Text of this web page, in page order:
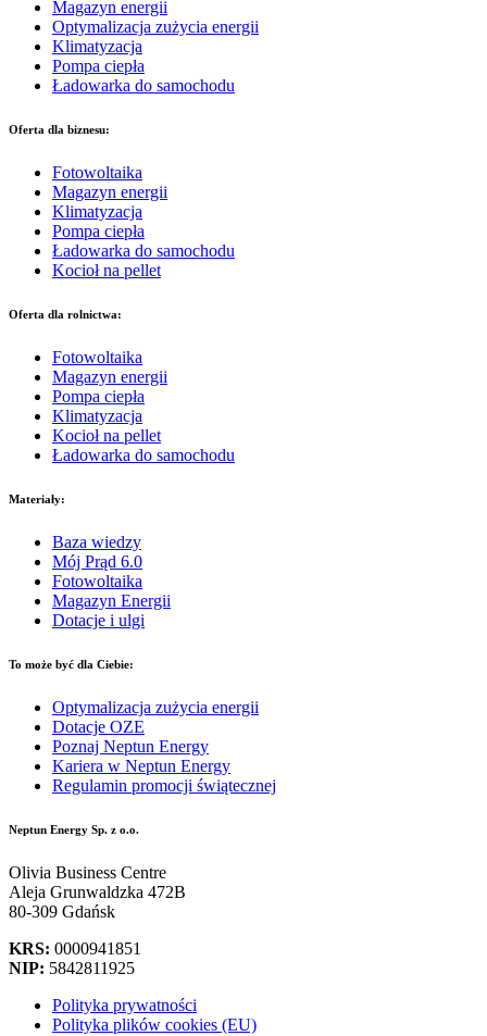
Magazyn energii
Optymalizacja zużycia energii
Klimatyzacja
Pompa ciepła
Ładowarka do samochodu
Oferta dla biznesu:
Fotowoltaika
Magazyn energii
Klimatyzacja
Pompa ciepła
Ładowarka do samochodu
Kocioł na pellet
Oferta dla rolnictwa:
Fotowoltaika
Magazyn energii
Pompa ciepła
Klimatyzacja
Kocioł na pellet
Ładowarka do samochodu
Materiały:
Baza wiedzy
Mój Prąd 6.0
Fotowoltaika
Magazyn Energii
Dotacje i ulgi
To może być dla Ciebie:
Optymalizacja zużycia energii
Dotacje OZE
Poznaj Neptun Energy
Kariera w Neptun Energy
Regulamin promocji świątecznej
Neptun Energy Sp. z o.o.
Olivia Business Centre
Aleja Grunwaldzka 472B
80-309 Gdańsk
KRS: 0000941851
NIP: 5842811925
Polityka prywatności
Polityka plików cookies (EU)